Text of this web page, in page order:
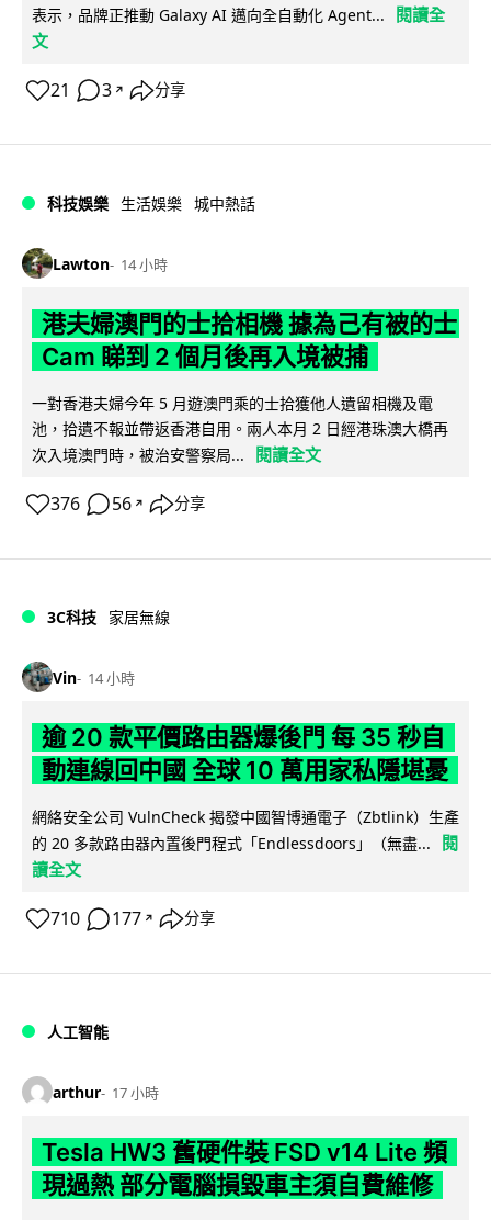
表示，品牌正推動 Galaxy AI 邁向全自動化 Agent...
閱讀全
文
21 3 ↗ 分享
科技娛樂 生活娛樂 城中熱話
Lawton 14 小時
港夫婦澳門的士拾相機 據為己有被的士
Cam 睇到 2 個月後再入境被捕
一對香港夫婦今年 5 月遊澳門乘的士拾獲他人遺留相機及電
池，拾遺不報並帶返香港自用。兩人本月 2 日經港珠澳大橋再
次入境澳門時，被治安警察局...
閱讀全文
376 56 ↗ 分享
3C科技 家居無線
Vin 14 小時
逾 20 款平價路由器爆後門 每 35 秒自
動連線回中國 全球 10 萬用家私隱堪憂
網絡安全公司 VulnCheck 揭發中國智博通電子（Zbtlink）生產
的 20 多款路由器內置後門程式「Endlessdoors」（無盡...
閱
讀全文
710 177 ↗ 分享
人工智能
arthur 17 小時
Tesla HW3 舊硬件裝 FSD v14 Lite 頻
現過熱 部分電腦損毀車主須自費維修